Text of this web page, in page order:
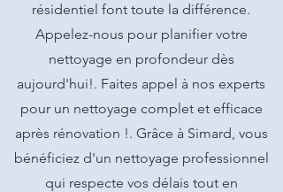
résidentiel font toute la différence.
Appelez-nous pour planifier votre
nettoyage en profondeur dès
aujourd'hui!. Faites appel à nos experts
pour un nettoyage complet et efficace
après rénovation !. Grâce à Simard, vous
bénéficiez d'un nettoyage professionnel
qui respecte vos délais tout en